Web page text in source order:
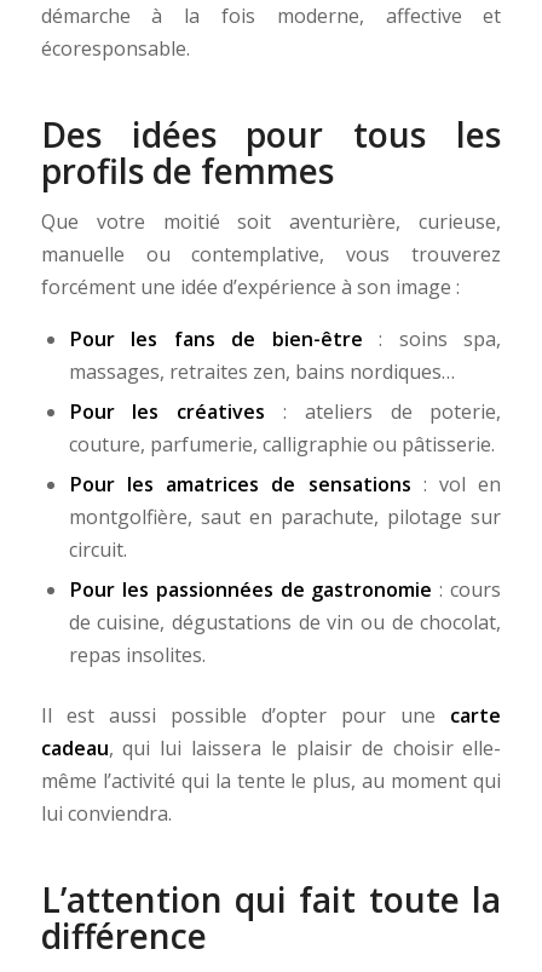
démarche à la fois moderne, affective et
écoresponsable.
Des idées pour tous les
profils de femmes
Que votre moitié soit aventurière, curieuse,
manuelle ou contemplative, vous trouverez
forcément une idée d’expérience à son image :
Pour les fans de bien-être : soins spa,
massages, retraites zen, bains nordiques…
Pour les créatives : ateliers de poterie,
couture, parfumerie, calligraphie ou pâtisserie.
Pour les amatrices de sensations : vol en
montgolfière, saut en parachute, pilotage sur
circuit.
Pour les passionnées de gastronomie : cours
de cuisine, dégustations de vin ou de chocolat,
repas insolites.
Il est aussi possible d’opter pour une carte
cadeau, qui lui laissera le plaisir de choisir elle-
même l’activité qui la tente le plus, au moment qui
lui conviendra.
L’attention qui fait toute la
différence